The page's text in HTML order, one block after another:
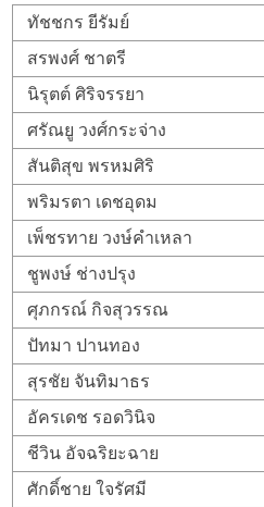
ทัชชกร ยีรัมย์
สรพงศ์ ชาตรี
นิรุตต์ ศิริจรรยา
ศรัณยู วงศ์กระจ่าง
สันติสุข พรหมศิริ
พริมรตา เดชอุดม
เพ็ชรทาย วงษ์คำเหลา
ชูพงษ์ ช่างปรุง
ศุภกรณ์ กิจสุวรรณ
ปัทมา ปานทอง
สุรชัย จันทิมาธร
อัครเดช รอดวินิจ
ชีวิน อัจฉริยะฉาย
ศักดิ์ชาย ใจรัศมี